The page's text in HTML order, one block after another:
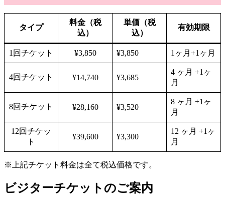
タイプ
料金（税
込）
単価（税
込）
有効期限
1回チケット ¥3,850 ¥3,850 1ヶ月+1ヶ月
4回チケット ¥14,740 ¥3,685
4 ヶ月 +1ヶ
月
8回チケット ¥28,160 ¥3,520
8 ヶ月 +1ヶ
月
12回チケッ
ト
¥39,600 ¥3,300
12 ヶ月 +1ヶ
月
※上記チケット料金は全て税込価格です。
ビジターチケットのご案内